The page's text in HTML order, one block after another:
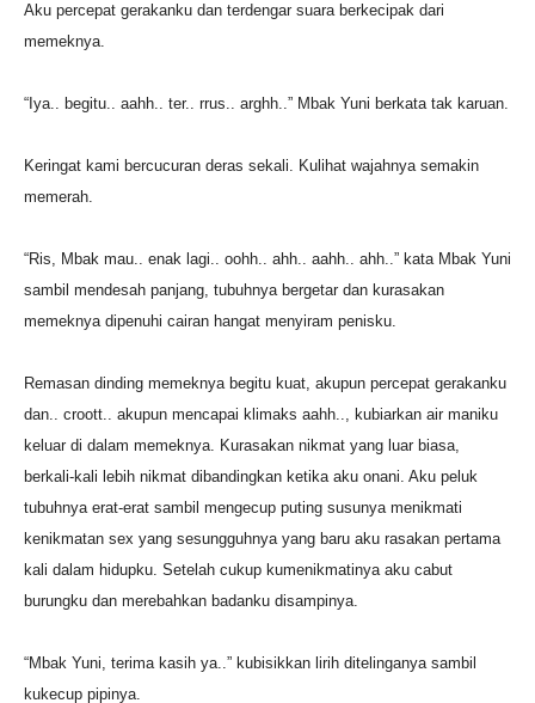
Aku percepat gerakanku dan terdengar suara berkecipak dari
memeknya.
“Iya.. begitu.. aahh.. ter.. rrus.. arghh..” Mbak Yuni berkata tak karuan.
Keringat kami bercucuran deras sekali. Kulihat wajahnya semakin
memerah.
“Ris, Mbak mau.. enak lagi.. oohh.. ahh.. aahh.. ahh..” kata Mbak Yuni
sambil mendesah panjang, tubuhnya bergetar dan kurasakan
memeknya dipenuhi cairan hangat menyiram penisku.
Remasan dinding memeknya begitu kuat, akupun percepat gerakanku
dan.. croott.. akupun mencapai klimaks aahh.., kubiarkan air maniku
keluar di dalam memeknya. Kurasakan nikmat yang luar biasa,
berkali-kali lebih nikmat dibandingkan ketika aku onani. Aku peluk
tubuhnya erat-erat sambil mengecup puting susunya menikmati
kenikmatan sex yang sesungguhnya yang baru aku rasakan pertama
kali dalam hidupku. Setelah cukup kumenikmatinya aku cabut
burungku dan merebahkan badanku disampinya.
“Mbak Yuni, terima kasih ya..” kubisikkan lirih ditelinganya sambil
kukecup pipinya.